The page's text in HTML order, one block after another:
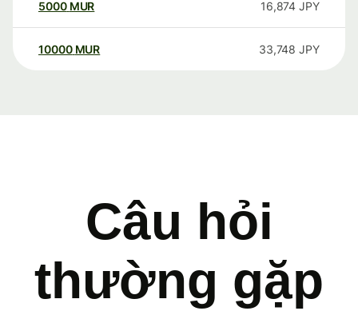
5000 MUR 16,874 JPY
10000 MUR 33,748 JPY
Câu hỏi
thường gặp